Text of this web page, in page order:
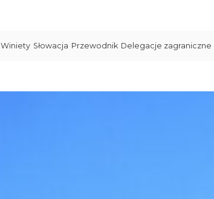
Winiety Słowacja Przewodnik Delegacje zagraniczne